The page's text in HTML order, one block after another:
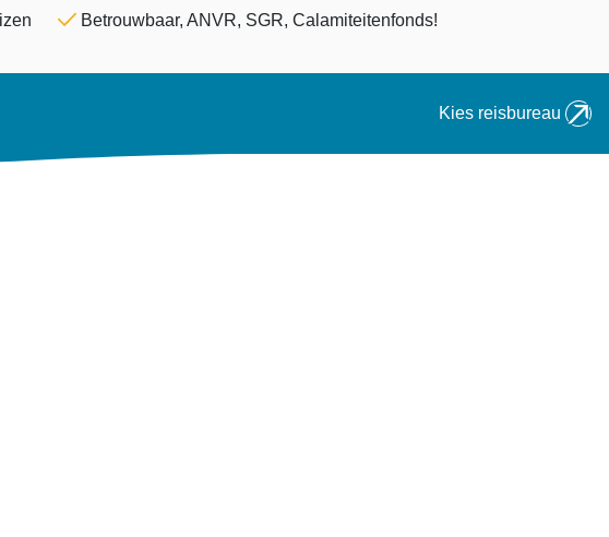
de inhoud gaanBetrouwbaar, ANVR, SGR, Calamiteitenfonds!
Kies reisbureau